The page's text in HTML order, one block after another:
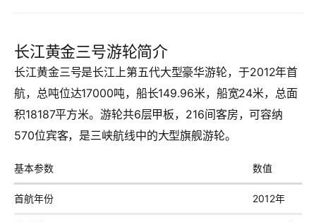
长江黄金三号游轮简介
长江黄金三号是长江上第五代大型豪华游轮，于2012年首
航，总吨位达17000吨，船长149.96米，船宽24米，总面
积18187平方米。游轮共6层甲板，216间客房，可容纳
570位宾客，是三峡航线中的大型旗舰游轮。
基本参数 数值
首航年份 2012年